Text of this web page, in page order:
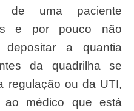
de uma paciente
e por pouco não
a quantia
da quadrilha se
regulação ou da UTI,
médico que está